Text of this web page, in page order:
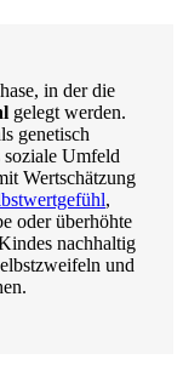
in der die
gelegt werden.
genetisch
Umfeld
Wertschätzung
,
oder überhöhte
nachhaltig
und